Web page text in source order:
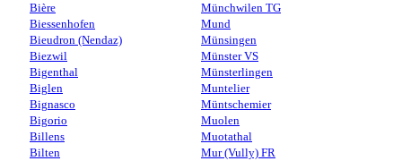
Bière
Biessenhofen
Bieudron (Nendaz)
Biezwil
Bigenthal
Biglen
Bignasco
Bigorio
Billens
Bilten
Münchwilen TG
Mund
Münsingen
Münster VS
Münsterlingen
Muntelier
Müntschemier
Muolen
Muotathal
Mur (Vully) FR